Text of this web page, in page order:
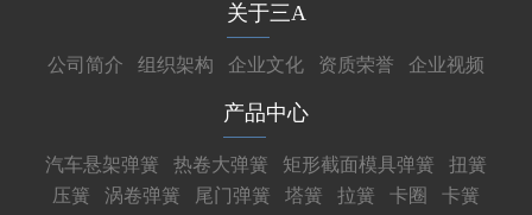
关于三A
公司简介 组织架构 企业文化 资质荣誉 企业视频
产品中心
汽车悬架弹簧 热卷大弹簧 矩形截面模具弹簧
扭簧
压簧
涡卷弹簧 尾门弹簧 塔簧 拉簧 卡圈
卡簧